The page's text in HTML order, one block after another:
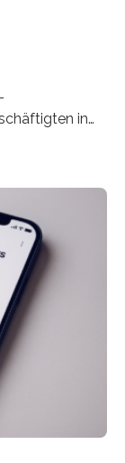
in
72 Prozent
Für
im Juni oder
Faktor, um
zu
nicht